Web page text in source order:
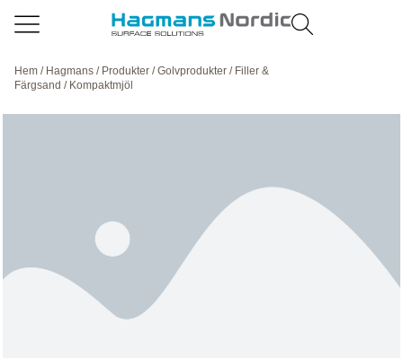
Hem / Hagmans / Produkter /Golvprodukter / Filler &
Färgsand / Kompaktmjöl